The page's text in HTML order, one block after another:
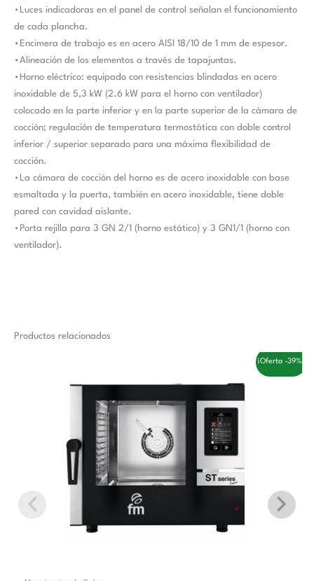
•Luces indicadoras en el panel de control señalan el funcionamiento
de cada plancha.
•Encimera de trabajo es en acero AISI 18/10 de 1 mm de espesor.
•Alineación de los elementos a través de tapajuntas.
•Horno eléctrico: equipado con resistencias blindadas en acero
inoxidable de 5,3 kW (2.6 kW para el horno con ventilador)
colocado en la parte inferior y en la parte superior de la cámara de
cocción; regulación de temperatura termostática con doble control
inferior / superior separado para una máxima flexibilidad de
cocción.
•La cámara de cocción del horno es de acero inoxidable con base
esmaltada y la puerta, también en acero inoxidable, tiene doble
pared con cavidad aislante.
•Porta rejilla para 3 GN 2/1 (horno estático) y 3 GN1/1 (horno con
ventilador).
Productos relacionados
¡Oferta -39%!
6.200,00 €.3.770,00 €.